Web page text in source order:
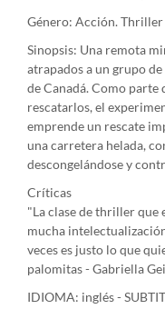
Género: Acción.
Sinopsis: Una remota
atrapados a un grupo
de Canadá. Como
rescatarlos, el
emprende un rescate
una carretera helada,
descongelándose y
Críticas
"La clase de thriller
mucha
veces es justo lo que
palomitas - Gabriella
IDIOMA: inglés -